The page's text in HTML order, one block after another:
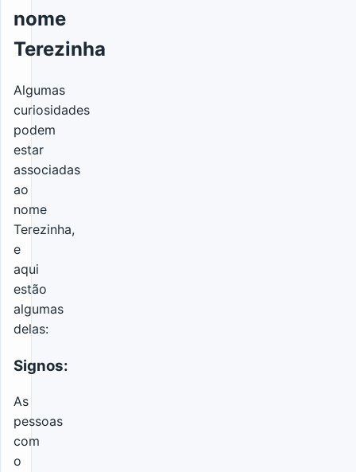
nome
Terezinha
Algumas
curiosidades
podem
estar
associadas
ao
nome
Terezinha,
e
aqui
estão
algumas
delas:
Signos:
As
pessoas
com
o